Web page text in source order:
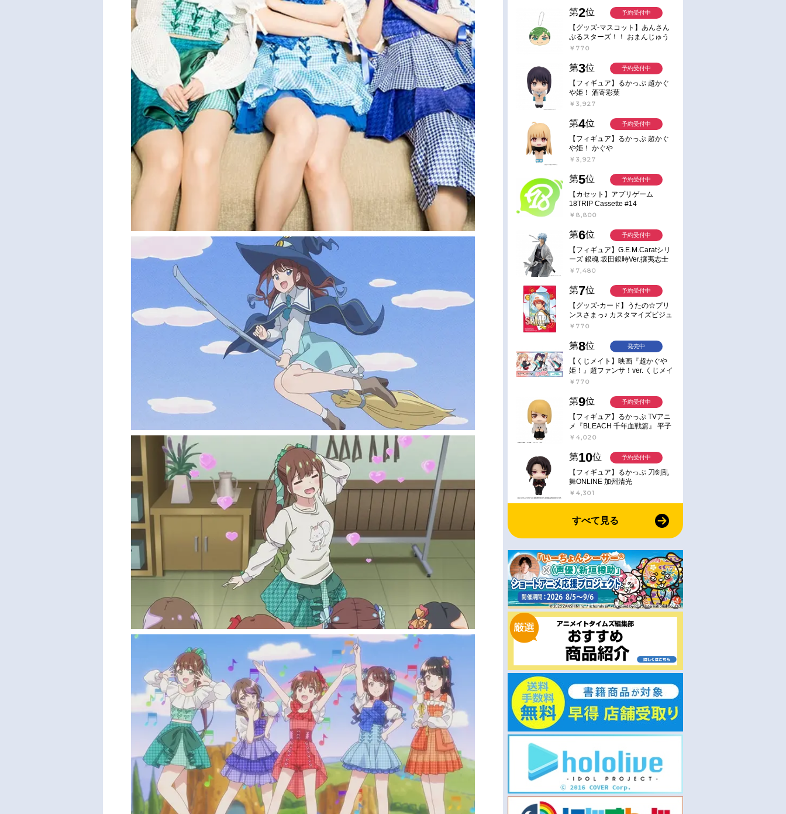
第2位
【グッズ-マスコット】あんさん
ぶるスターズ！！ おまんじゅう
にぎにぎマスコット ねくすと2
￥770
予約受付中
第3位
【フィギュア】るかっぷ 超かぐ
や姫！ 酒寄彩葉
￥3,927
予約受付中
第4位
【フィギュア】るかっぷ 超かぐ
や姫！ かぐや
￥3,927
予約受付中
第5位
【カセット】アプリゲーム
18TRIP Cassette #14
￥8,800
予約受付中
第6位
【フィギュア】G.E.M.Caratシリ
ーズ 銀魂 坂田銀時Ver.攘夷志士
完成品フィギュア
￥7,480
予約受付中
第7位
【グッズ-カード】うたの☆プリ
ンスさまっ♪ カスタマイズビジュ
アルカードコレクション Best
￥770
予約受付中
第8位
【くじメイト】映画『超かぐや
姫！』超ファンサ！ver. くじメイ
ト
￥770
発売中
第9位
【フィギュア】るかっぷ TVアニ
メ『BLEACH 千年血戦篇』 平子
真子
￥4,020
予約受付中
第10位
【フィギュア】るかっぷ 刀剣乱
舞ONLINE 加州清光
￥4,301
予約受付中
すべて見る